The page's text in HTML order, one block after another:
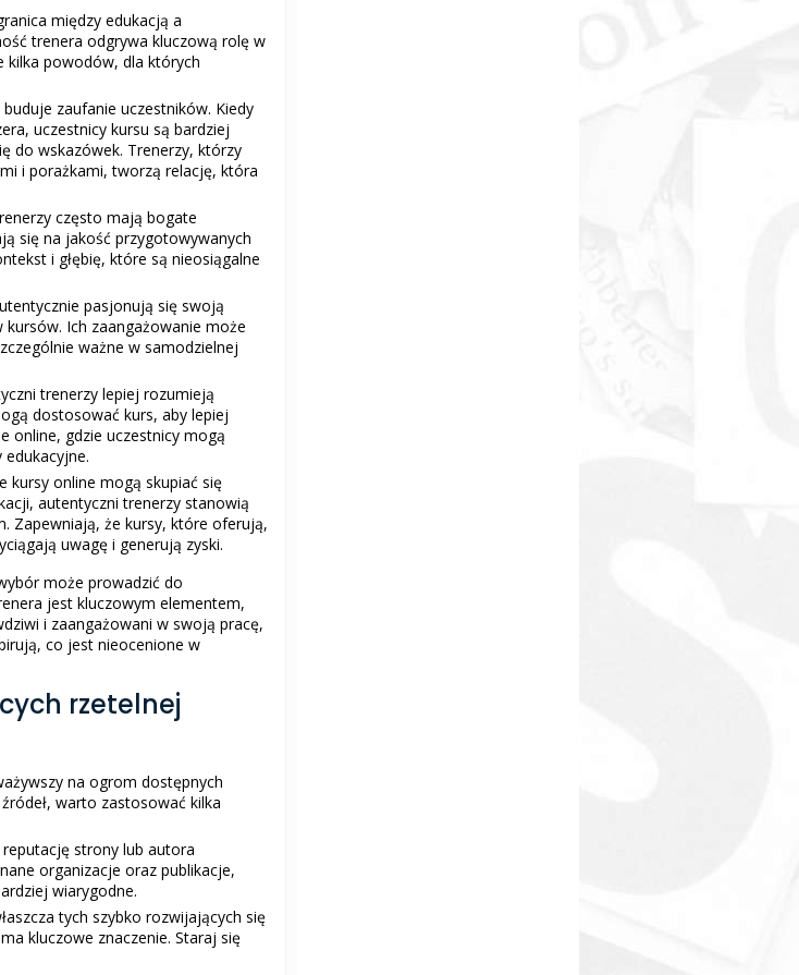
między edukacją a
trenera odgrywa kluczową rolę w
kilka powodów, dla których
zaufanie uczestników. Kiedy
uczestnicy kursu są bardziej
do wskazówek. Trenerzy, którzy
i porażkami, tworzą relację, która
często mają bogate
się na jakość przygotowywanych
i głębię, które są nieosiągalne
pasjonują się swoją
Ich zaangażowanie może
ważne w samodzielnej
trenerzy lepiej rozumieją
dostosować kurs, aby lepiej
online, gdzie uczestnicy mogą
kursy online mogą skupiać się
autentyczni trenerzy stanowią
Zapewniają, że kursy, które oferują,
uwagę i generują zyski.
może prowadzić do
jest kluczowym elementem,
i zaangażowani w swoją pracę,
co jest nieocenione w
rzetelnej
na ogrom dostępnych
warto zastosować kilka
strony lub autora
organizacje oraz publikacje,
wiarygodne.
tych szybko rozwijających się
kluczowe znaczenie. Staraj się